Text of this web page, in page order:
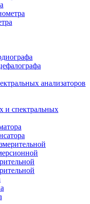
анализаторов
и спектральных